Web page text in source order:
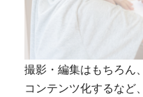
撮影・編集はもちろん
コンテンツ化するなど